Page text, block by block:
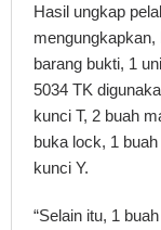
Hasil ungkap
barang bukti, 1
5034 TK
kunci T, 2 buah
buka lock, 1
kunci Y.
“Selain itu, 1